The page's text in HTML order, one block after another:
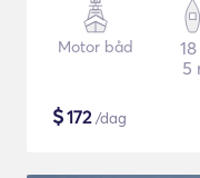
Motor båd
5
$172/dag